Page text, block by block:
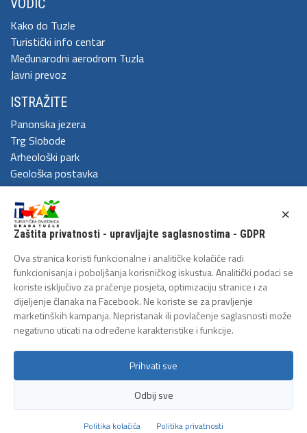
Kako do Tuzle
Turistički info centar
Međunarodni aerodrom Tuzla
Javni prevoz
ISTRAŽITE
Panonska jezera
Trg Slobode
Arheološki park
Geološka postavka
DOŽIVITE
Festival Kaleidoskop
Cum Grano Salis
Ljeto u Tuzli
Tuzlanski polumaraton
Tuzlanska biciklijada
ZAŠTITA LIČNIH PODATAKA
Politika privatnosti
Copyright 2026 - Turistička zajednica grada Tuzle
Zaštita privatnosti - upravljajte saglasnostima - GDPR
×
Ova stranica koristi funkcionalne i analitičke kolačiće radi
funkcionisanja i poboljšanja korisničkog iskustva. Analitički podaci se
koriste isključivo za praćenje posjeta, optimizaciju stranice i za
dijeljenje članaka na Facebook. Ne koriste se za pravljenje
marketinških kampanja. Nepristanak ili povlačenje saglasnosti može
negativno uticati na određene karakteristike i funkcije.
Prihvati sve
Odbij sve
Politika kolačića Politika privatnosti